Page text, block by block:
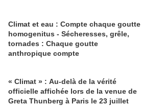
Climat et eau : Compte chaque goutte
homogenitus - Sécheresses, grêle,
tornades : Chaque goutte
anthropique compte
« Climat » : Au-delà de la vérité
officielle affichée lors de la venue de
Greta Thunberg à Paris le 23 juillet